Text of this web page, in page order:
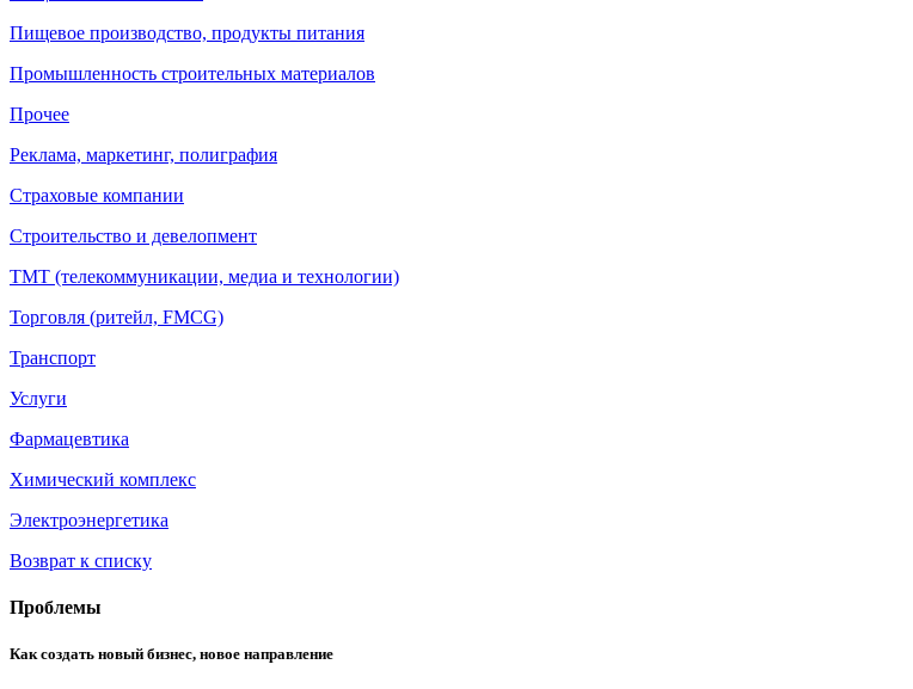
Пищевое производство, продукты питания
Промышленность строительных материалов
Прочее
Реклама, маркетинг, полиграфия
Страховые компании
Строительство и девелопмент
ТМТ (телекоммуникации, медиа и технологии)
Торговля (ритейл, FMCG)
Транспорт
Услуги
Фармацевтика
Химический комплекс
Электроэнергетика
Возврат к списку
Проблемы
Как создать новый бизнес, новое направление